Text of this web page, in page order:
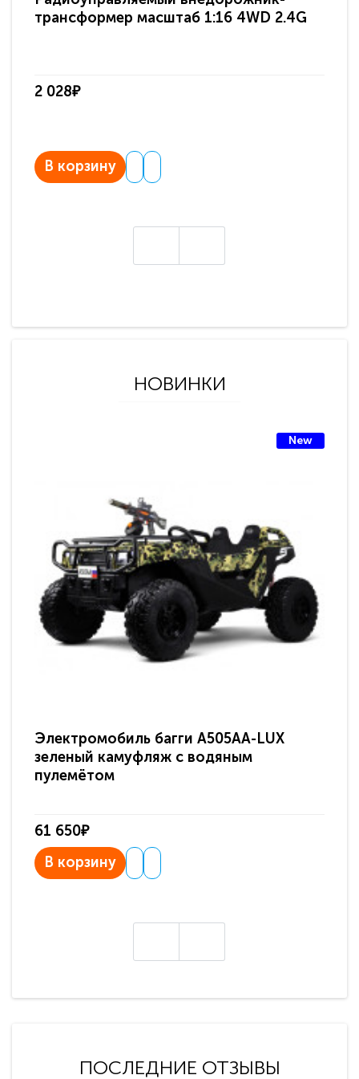
трансформер масштаб 1:16 4WD 2.4G
2 028₽
В корзину
НОВИНКИ
New
Электромобиль багги A505AA-LUX
зеленый камуфляж с водяным
пулемётом
61 650₽
В корзину
ПОСЛЕДНИЕ ОТЗЫВЫ